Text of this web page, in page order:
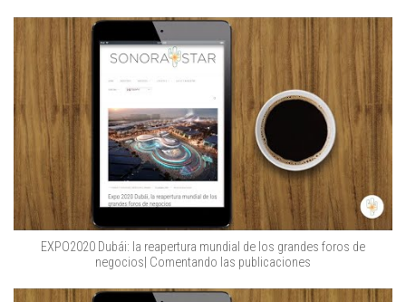
EXPO2020 Dubái: la reapertura mundial de los grandes foros de
negocios| Comentando las publicaciones